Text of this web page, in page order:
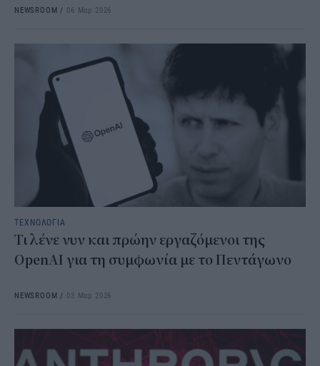
NEWSROOM / 06 Μαρ 2026
ΤΕΧΝΟΛΟΓΙΑ
Τι λένε νυν και πρώην εργαζόμενοι της
OpenAI για τη συμφωνία με το Πεντάγωνο
NEWSROOM / 03 Μαρ 2026